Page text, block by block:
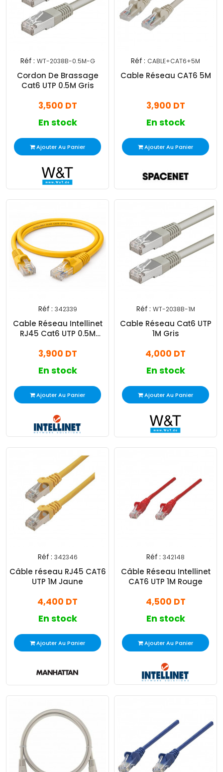
Réf : WT-2038B-0.5M-G
Cordon De Brassage
Cat6 UTP 0.5M Gris
3,500 DT
En stock
Ajouter Au Panier
Réf : CABLE+CAT6+5M
Cable Réseau CAT6 5M
3,900 DT
En stock
Ajouter Au Panier
Réf : 342339
Cable Réseau Intellinet
RJ45 Cat6 UTP 0.5M
3,900 DT
En stock
Ajouter Au Panier
Réf : WT-2038B-1M
Cable Réseau Cat6 UTP
1M Gris
4,000 DT
En stock
Ajouter Au Panier
Réf : 342346
Câble réseau RJ45 CAT6
UTP 1M Jaune
4,400 DT
En stock
Ajouter Au Panier
Réf : 342148
Câble Réseau Intellinet
CAT6 UTP 1M Rouge
4,500 DT
En stock
Ajouter Au Panier